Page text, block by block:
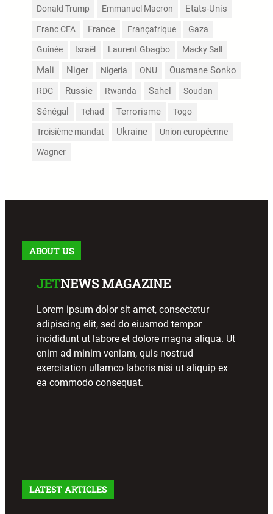
Donald Trump Emmanuel Macron Etats-Unis
Franc CFA France Françafrique Gaza
Guinée Israël Laurent Gbagbo Macky Sall
Mali Niger Nigeria ONU Ousmane Sonko
RDC Russie Rwanda Sahel Soudan
Sénégal Tchad Terrorisme Togo
Troisième mandat Ukraine Union européenne
Wagner
ABOUT US
JETNEWS MAGAZINE
Lorem ipsum dolor sit amet, consectetur
adipiscing elit, sed do eiusmod tempor
incididunt ut labore et dolore magna aliqua. Ut
enim ad minim veniam, quis nostrud
exercitation ullamco laboris nisi ut aliquip ex
ea commodo consequat.
LATEST ARTICLES